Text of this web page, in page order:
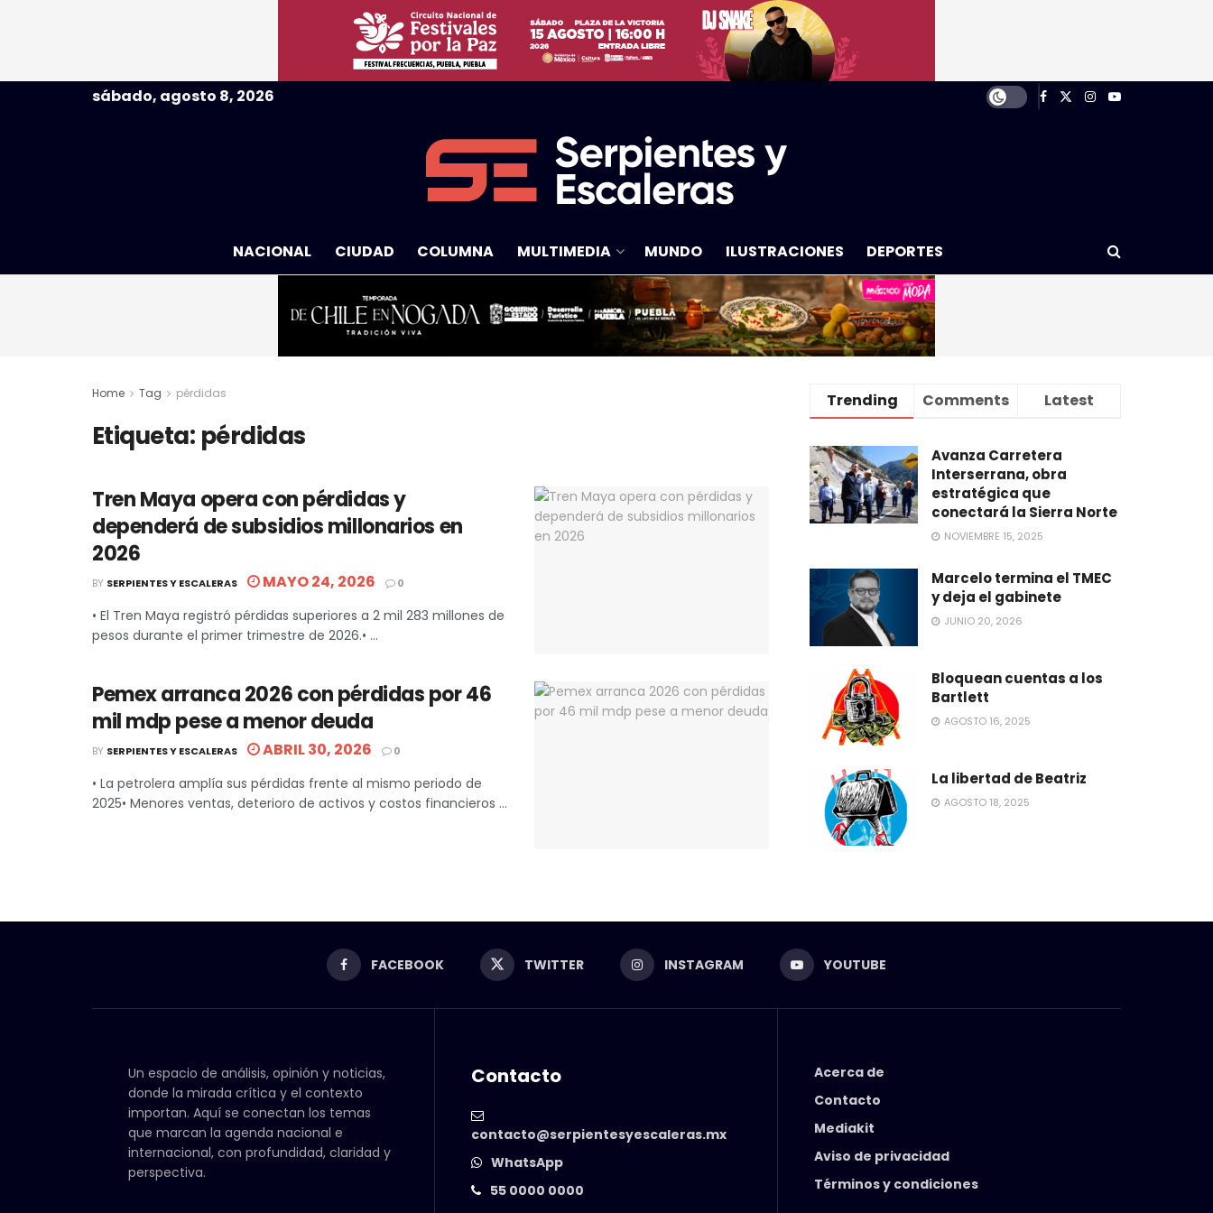
sábado, agosto 8, 2026
NACIONAL CIUDAD COLUMNA MULTIMEDIA MUNDO ILUSTRACIONES DEPORTES
Home Tag pérdidas
Etiqueta: pérdidas
Tren Maya opera con pérdidas y
dependerá de subsidios millonarios en
2026
BY SERPIENTES Y ESCALERAS MAYO 24, 2026 0
• El Tren Maya registró pérdidas superiores a 2 mil 283 millones de
pesos durante el primer trimestre de 2026.• ...
Pemex arranca 2026 con pérdidas por 46
mil mdp pese a menor deuda
BY SERPIENTES Y ESCALERAS ABRIL 30, 2026 0
• La petrolera amplía sus pérdidas frente al mismo periodo de
2025• Menores ventas, deterioro de activos y costos financieros ...
Trending Comments Latest
Avanza Carretera
Interserrana, obra
estratégica que
conectará la Sierra Norte
NOVIEMBRE 15, 2025
Marcelo termina el TMEC
y deja el gabinete
JUNIO 20, 2026
Bloquean cuentas a los
Bartlett
AGOSTO 16, 2025
La libertad de Beatriz
AGOSTO 18, 2025
FACEBOOK TWITTER INSTAGRAM YOUTUBE
Un espacio de análisis, opinión y noticias,
donde la mirada crítica y el contexto
importan. Aquí se conectan los temas
que marcan la agenda nacional e
internacional, con profundidad, claridad y
perspectiva.
Contacto
contacto@serpientesyescaleras.mx
WhatsApp
55 0000 0000
Acerca de
Contacto
Mediakit
Aviso de privacidad
Términos y condiciones